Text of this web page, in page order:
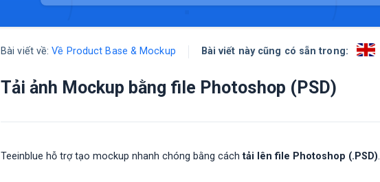
Bài viết về: Về Product Base & Mockup Bài viết này cũng có sẵn trong:
Tải ảnh Mockup bằng file Photoshop (PSD)
Teeinblue hỗ trợ tạo mockup nhanh chóng bằng cáchtải lên file Photoshop (.PSD).